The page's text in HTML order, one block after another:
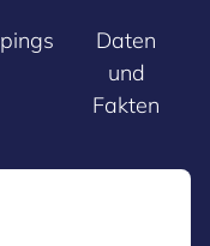
Daten
und
Fakten